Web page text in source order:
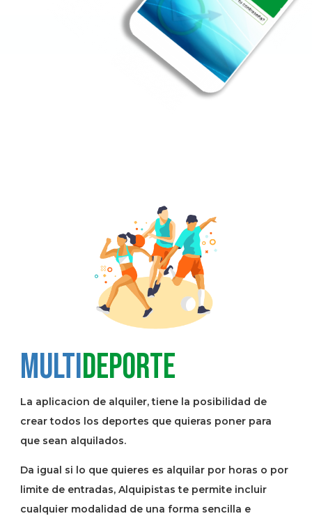
Multideporte
La aplicacion de alquiler, tiene la posibilidad de
crear todos los deportes que quieras poner para
que sean alquilados.
Da igual si lo que quieres es alquilar por horas o por
limite de entradas, Alquipistas te permite incluir
cualquier modalidad de una forma sencilla e